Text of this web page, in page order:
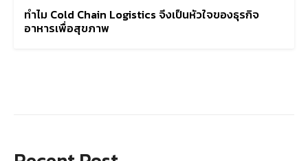
ทำไม Cold Chain Logistics จึงเป็นหัวใจของธุรกิจ
อาหารเพื่อสุขภาพ